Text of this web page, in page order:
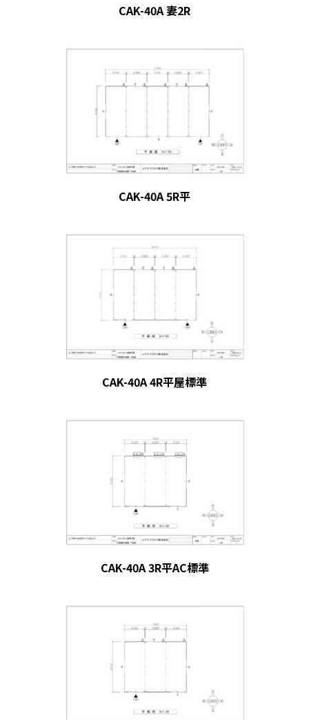
CAK-40A 妻2R
CAK-40A 5R平
CAK-40A 4R平屋標準
CAK-40A 3R平AC標準